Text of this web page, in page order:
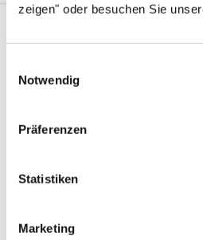
zeigen" oder besuchen Sie
Notwendig
Präferenzen
Statistiken
Marketing
również